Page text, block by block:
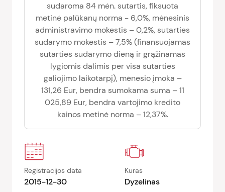
sudaroma 84 mėn. sutartis, fiksuota
metinė palūkanų norma - 6,0%, mėnesinis
administravimo mokestis – 0,2%, sutarties
sudarymo mokestis – 7,5% (finansuojamas
sutarties sudarymo dieną ir grąžinamas
lygiomis dalimis per visa sutarties
galiojimo laikotarpį), mėnesio įmoka –
131,26 Eur, bendra sumokama suma – 11
025,89 Eur, bendra vartojimo kredito
kainos metinė norma – 12,37%.
Registracijos data
2015-12-30
Kuras
Dyzelinas